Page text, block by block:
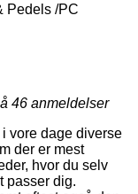
Pedels /PC
46 anmeldelser
vore dage diverse
der er mest
hvor du selv
passer dig.